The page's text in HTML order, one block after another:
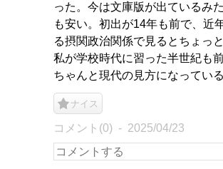
った。今は文庫版が出ているみ
も安い。初出が14年も前で、近
る摂関政治関係で見るとちょっ
私が学校時代に習った半世紀も
ちゃんと現代の見方になっている
ナイス
コメント(0) 2025/04/23